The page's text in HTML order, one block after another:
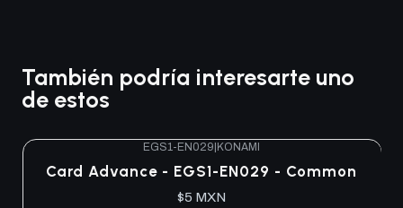
También podría interesarte uno
de estos
Agotado
EGS1-EN029 KONAMI
Card Advance - EGS1-EN029 - Common
$5 MXN